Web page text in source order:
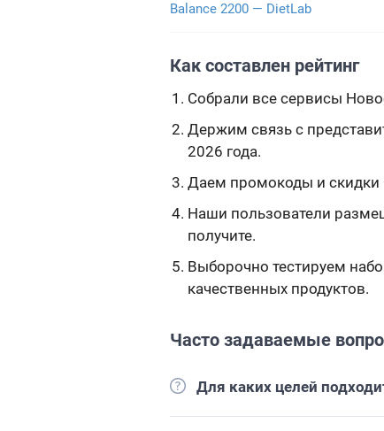
Balance 2200 — DietLab
Как составлен рейтинг
Собрали все сервисы
Держим связь с
2026 года.
Даем промокоды и скидки
Наши пользователи
получите.
Выборочно тестируем
качественных продуктов.
Часто задаваемые
Для каких целей